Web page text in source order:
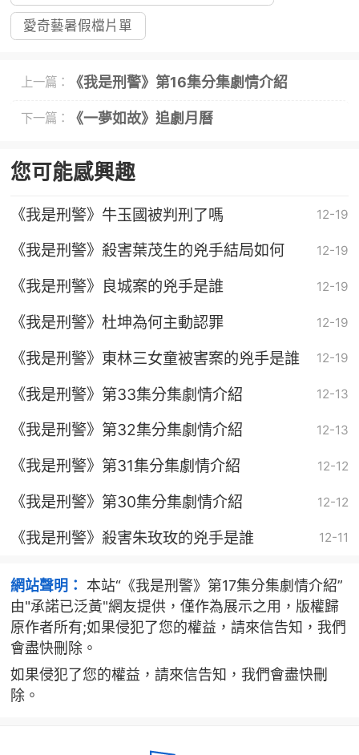
愛奇藝暑假檔片單
上一篇： 《我是刑警》第16集分集劇情介紹
下一篇： 《一夢如故》追劇月曆
您可能感興趣
《我是刑警》牛玉國被判刑了嗎 12-19
《我是刑警》殺害葉茂生的兇手結局如何 12-19
《我是刑警》良城案的兇手是誰 12-19
《我是刑警》杜坤為何主動認罪 12-19
《我是刑警》東林三女童被害案的兇手是誰 12-19
《我是刑警》第33集分集劇情介紹 12-13
《我是刑警》第32集分集劇情介紹 12-13
《我是刑警》第31集分集劇情介紹 12-12
《我是刑警》第30集分集劇情介紹 12-12
《我是刑警》殺害朱玫玫的兇手是誰 12-11
網站聲明： 本站“《我是刑警》第17集分集劇情介紹”
由"承諾已泛黃"網友提供，僅作為展示之用，版權歸
原作者所有;如果侵犯了您的權益，請來信告知，我們
會盡快刪除。
如果侵犯了您的權益，請來信告知，我們會盡快刪
除。